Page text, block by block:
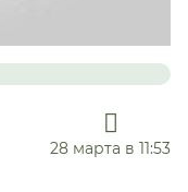
28 марта в 11:53